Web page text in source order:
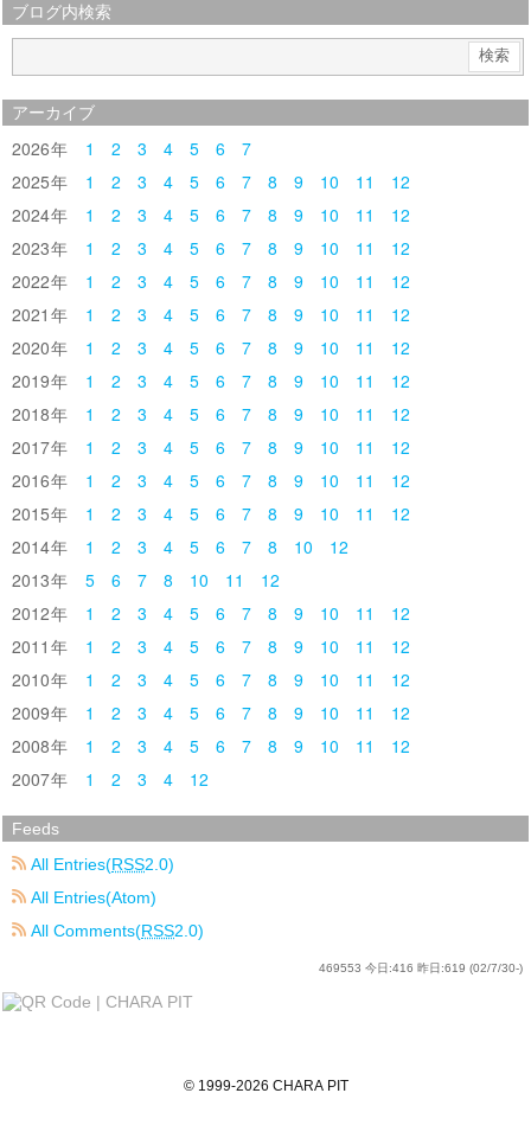
ブログ内検索
アーカイブ
2026 1 2 3 4 5 6
7
2025
1 2 3 4 5 6 7 8 9 10 11
12
2024
1 2 3 4 5 6 7 8 9 10 11
12
2023
1 2 3 4 5 6 7 8 9 10 11
12
2022
1 2 3 4 5 6 7 8 9 10 11
12
2021
1 2 3 4 5 6 7 8 9 10 11
12
2020
1 2 3 4 5 6 7 8 9 10 11
12
2019
1 2 3 4 5 6 7 8 9 10 11
12
2018
1 2 3 4 5 6 7 8 9 10 11
12
2017
1 2 3 4 5 6 7 8 9 10 11
12
2016
1 2 3 4 5 6 7 8 9 10 11
12
2015
1 2 3 4 5 6 7 8 9 10 11
12
2014
1 2 3 4 5 6 7 8 10
12
2013
5 6 7 8 10 11
12
2012
1 2 3 4 5 6 7 8 9 10 11
12
2011
1 2 3 4 5 6 7 8 9 10 11
12
2010
1 2 3 4 5 6 7 8 9 10 11
12
2009
1 2 3 4 5 6 7 8 9 10 11
12
2008
1 2 3 4 5 6 7 8 9 10 11
12
2007
1 2 3 4 12
Feeds
All Entries(RSS2.0)
All Entries(Atom)
All Comments(RSS2.0)
469553 今日:416 昨日:619 (02/7/30-)
© 1999-2026 CHARA PIT